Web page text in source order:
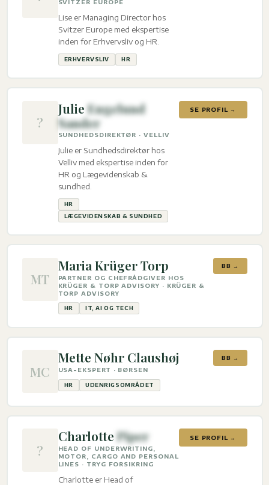
SVITZER EUROPE
Lise er Managing Director hos
Svitzer Europe med ekspertise
inden for Erhvervsliv og HR.
ERHVERVSLIV HR
?
JulieEngelund
Sander
SUNDHEDSDIREKTØR · VELLIV
Julie er Sundhedsdirektør hos
Velliv med ekspertise inden for
HR og Lægevidenskab &
sundhed.
HR
LÆGEVIDENSKAB & SUNDHED
SE PROFIL →
MT
Maria Krüger Torp
PARTNER OG CHEFRÅDGIVER HOS
KRÜGER & TORP ADVISORY · KRÜGER &
TORP ADVISORY
HR IT, AI OG TECH
BB →
MC
Mette Nøhr Claushøj
USA-EKSPERT · BØRSEN
HR UDENRIGSOMRÅDET
BB →
?
CharlottePiper
HEAD OF UNDERWRITING,
MOTOR, CARGO AND PERSONAL
LINES · TRYG FORSIKRING
Charlotte er Head of
SE PROFIL →